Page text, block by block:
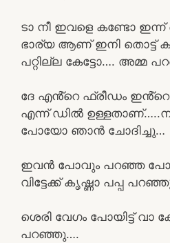
ടാ നീ ഇവളെ കണ്ടോ
ഭാര്യ ആണ് ഇനി തൊട്ട്
പറ്റില്ല കേട്ടോ…. അമ്മ
ദേ എൻ്റെ ഫ്രീഡം
എന്ന് ഡിൽ
പോയോ ഞാൻ ചോദിച്ചു…
ഇവൻ പോവും പറഞ്ഞ
വിട്ടേക്ക് കൃഷ്ണാ പപ്പ
ശെരി വേഗം പോയിട്ട് വാ
പറഞ്ഞു….